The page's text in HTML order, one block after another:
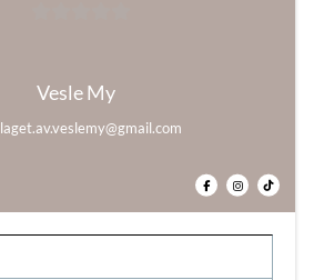
av
Vesle My
laget.av.veslemy@gmail.com